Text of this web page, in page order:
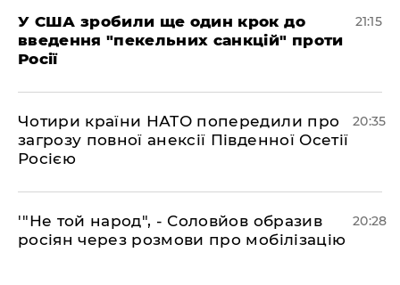
​У США зробили ще один крок до
введення "пекельних санкцій" проти
Росії
21:15
​Чотири країни НАТО попередили про
загрозу повної анексії Південної Осетії
Росією
20:35
​'"Не той народ", - Соловйов образив
росіян через розмови про мобілізацію
20:28